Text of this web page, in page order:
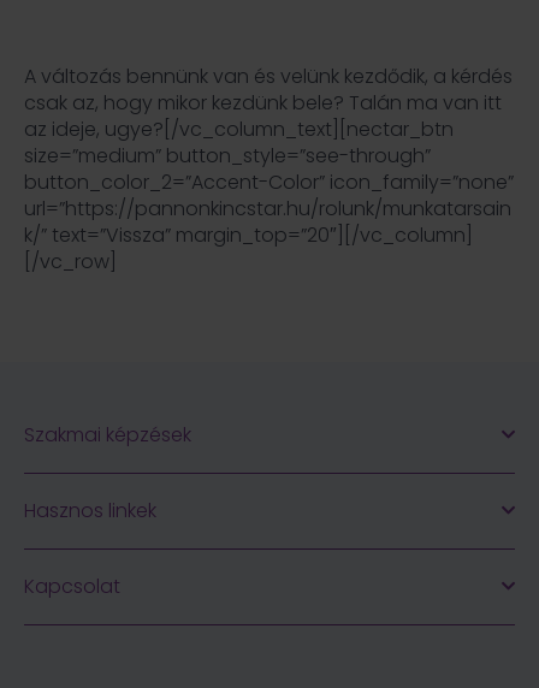
A változás bennünk van és velünk kezdődik, a kérdés
csak az, hogy mikor kezdünk bele? Talán ma van itt
az ideje, ugye?[/vc_column_text][nectar_btn
size=”medium” button_style=”see-through”
button_color_2=”Accent-Color” icon_family=”none”
url=”https://pannonkincstar.hu/rolunk/munkatarsain
k/” text=”Vissza” margin_top=”20″][/vc_column]
[/vc_row]
Szakmai képzések
Hasznos linkek
Kapcsolat